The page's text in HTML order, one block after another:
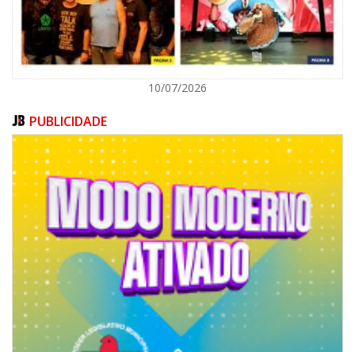
07/08/2026 | 07:00
10/07/2026
PUBLICIDADE